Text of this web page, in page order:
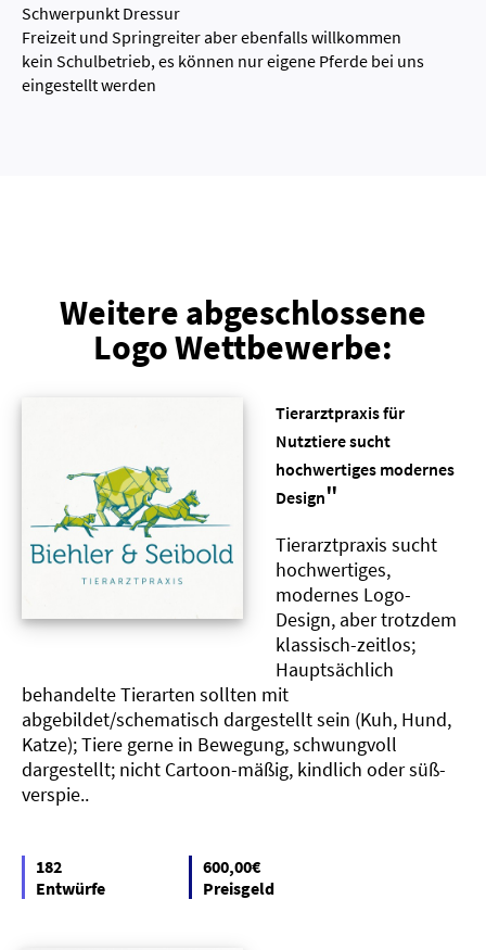
Schwerpunkt Dressur
Freizeit und Springreiter aber ebenfalls willkommen
kein Schulbetrieb, es können nur eigene Pferde bei uns
eingestellt werden
Weitere abgeschlossene
Logo Wettbewerbe:
Tierarztpraxis für
Nutztiere sucht
hochwertiges modernes
Design"
Tierarztpraxis sucht
hochwertiges,
modernes Logo-
Design, aber trotzdem
klassisch-zeitlos;
Hauptsächlich
behandelte Tierarten sollten mit
abgebildet/schematisch dargestellt sein (Kuh, Hund,
Katze); Tiere gerne in Bewegung, schwungvoll
dargestellt; nicht Cartoon-mäßig, kindlich oder süß-
verspie..
182
Entwürfe
600,00€
Preisgeld